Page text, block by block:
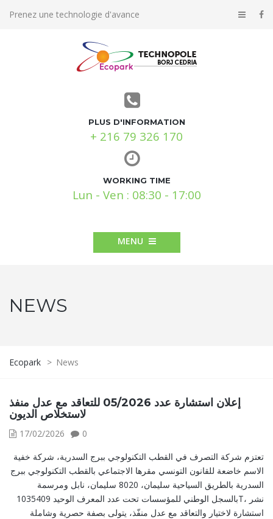
Prenez une technologie d'avance
PLUS D'INFORMATION
+ 216 79 326 170
WORKING TIME
Lun - Ven : 08:30 - 17:00
MENU
NEWS
Ecopark > News
إعلان استشارة عدد 05/2026 للتعاقد مع عدل منفذ
لاستخلاص الديون
17/02/2026
0
تعتزم شركة التصرف في القطب التكنولوجي ببرج السدرية، شركة خفية
الاسم خاضعة للقانون التونسي مقرها الاجتماعي بالقطب التكنولوجي ببرج
السدرية بالطريق السياحية سليمان، 8020 سليمان، نابل ومرسمة
بالسجل الوطني للمؤسسات تحت عدد المعرف الوحيد 1035409T، نشر
استشارة لاختيار والتعاقد مع عدل منفّذ، يتولى بصفة حصرية وشاملة